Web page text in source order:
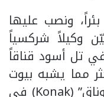
ونصب عليها
وكيلاً شركسياً
تل أسود قناقاً
مما يشبه بيوت
الفلاحين. وكلمة “قناق” أو “قوناق” (Konak) في